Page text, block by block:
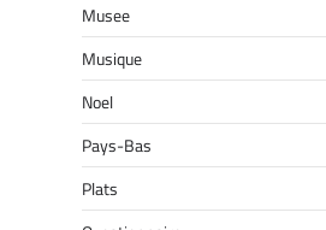
Musee
Musique
Noel
Pays-Bas
Plats